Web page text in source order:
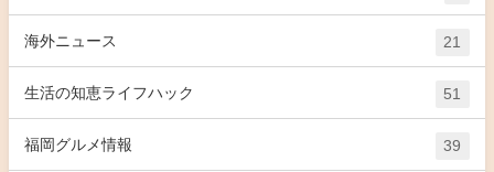
海外ニュース 21
生活の知恵ライフハック 51
福岡グルメ情報 39